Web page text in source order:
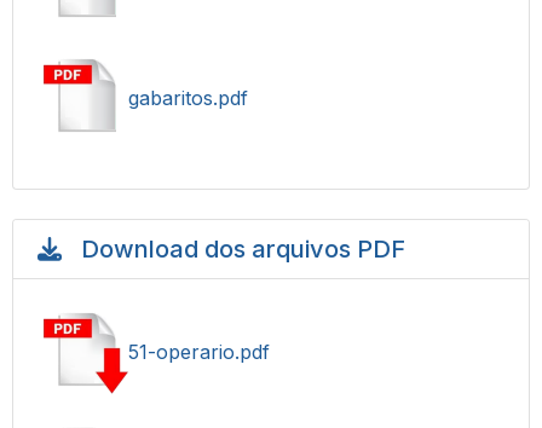
gabaritos.pdf
Download dos arquivos PDF
51-operario.pdf